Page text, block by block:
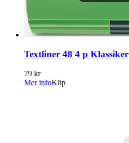
Textliner 48 4 p Klassiker
79 kr
Mer infoKöp